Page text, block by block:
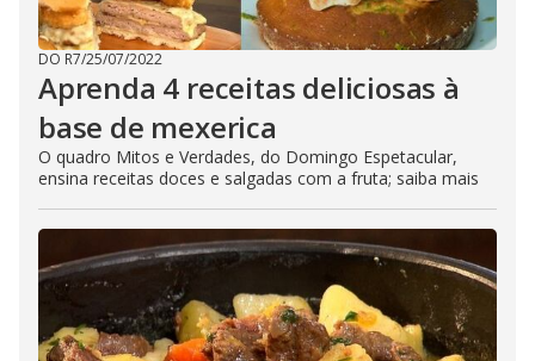
DO R7/25/07/2022
Aprenda 4 receitas deliciosas à
base de mexerica
O quadro Mitos e Verdades, do Domingo Espetacular,
ensina receitas doces e salgadas com a fruta; saiba mais